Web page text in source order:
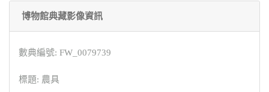
博物館典藏影像資訊
數典編號: FW_0079739
標題: 農具